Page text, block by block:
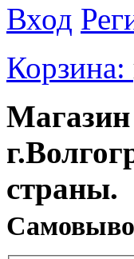
Вход
Корзина:
страны.